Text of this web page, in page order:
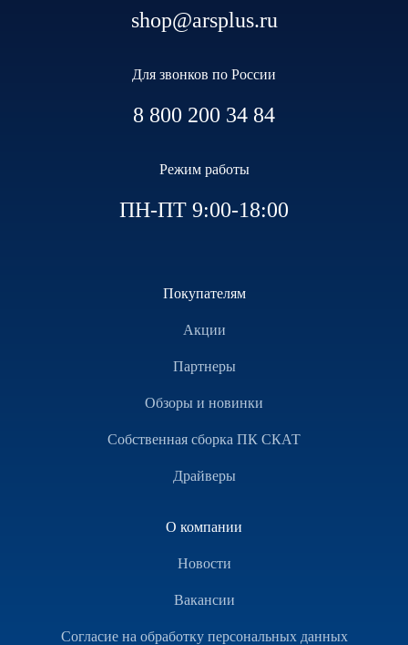
shop@arsplus.ru
Для звонков по России
8 800 200 34 84
Режим работы
ПН-ПТ 9:00-18:00
Покупателям
Акции
Партнеры
Обзоры и новинки
Собственная сборка ПК СКАТ
Драйверы
О компании
Новости
Вакансии
Согласие на обработку персональных данных